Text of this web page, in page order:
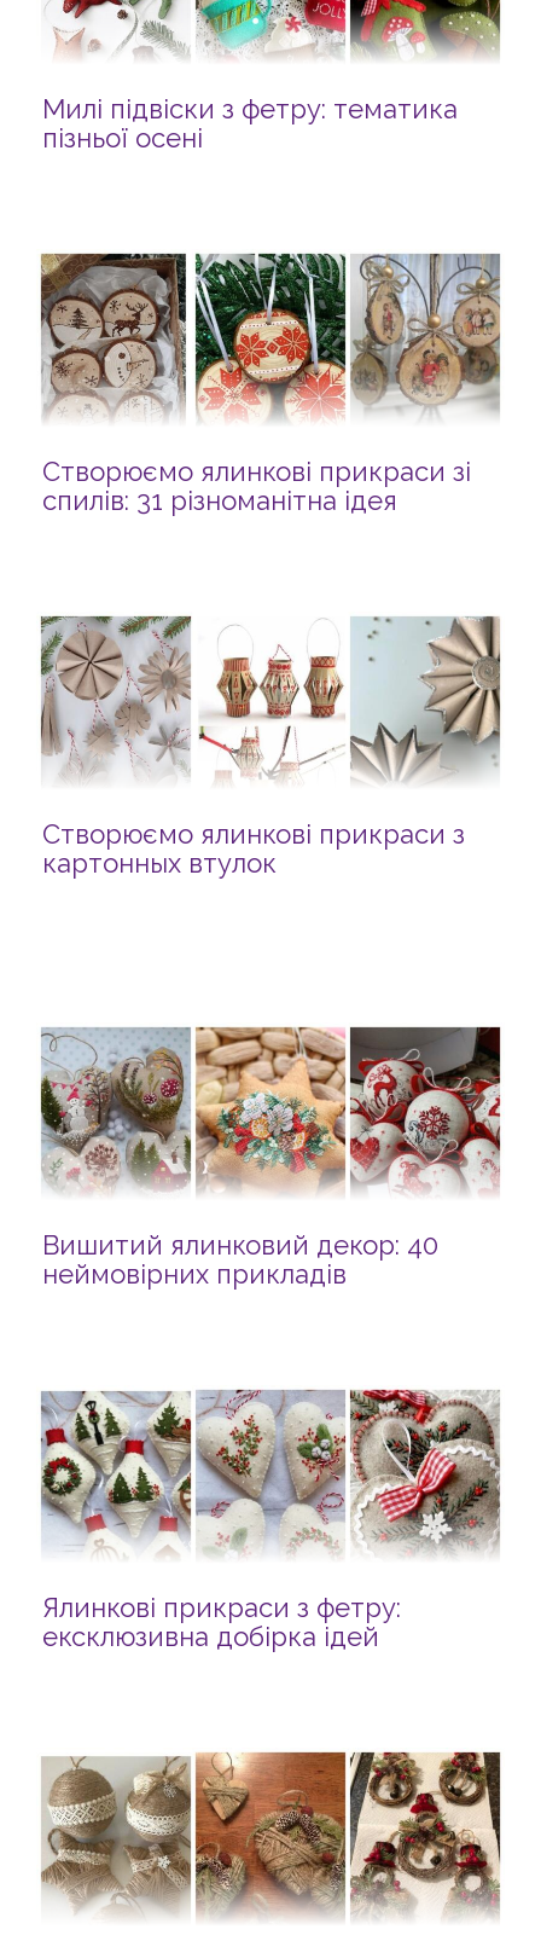
Милі підвіски з фетру: тематика
пізньої осені
Створюємо ялинкові прикраси зі
спилів: 31 різноманітна ідея
Створюємо ялинкові прикраси з
картонных втулок
Вишитий ялинковий декор: 40
неймовірних прикладів
Ялинкові прикраси з фетру:
ексклюзивна добірка ідей